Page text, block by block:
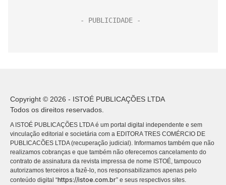
Copyright © 2026 - ISTOÉ PUBLICAÇÕES LTDA
Todos os direitos reservados.
A ISTOÉ PUBLICAÇÕES LTDA é um portal digital independente e sem
vinculação editorial e societária com a EDITORA TRES COMÉRCIO DE
PUBLICACÕES LTDA (recuperação judicial). Informamos também que não
realizamos cobranças e que também não oferecemos cancelamento do
contrato de assinatura da revista impressa de nome ISTOÉ, tampouco
autorizamos terceiros a fazê-lo, nos responsabilizamos apenas pelo
conteúdo digital “https://istoe.com.br” e seus respectivos sites.